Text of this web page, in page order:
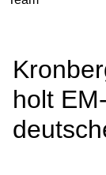
holt